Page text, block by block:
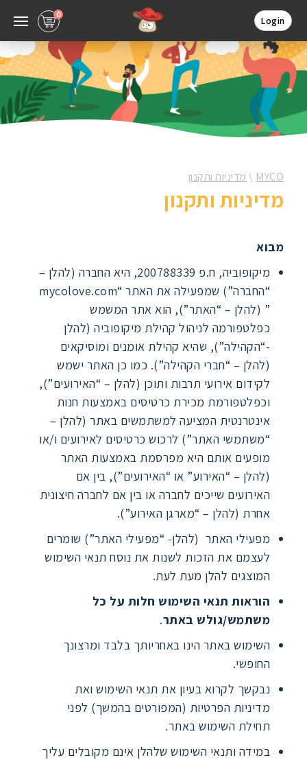
Login
0
MYCO
\ מדיניות ותקנון
מדיניות ותקנון
מבוא
מיקופוביה, ח.פ 200788339, היא החברה (להלן –
“החברה”) שמפעילה את האתר “mycolove.com
” (להלן – “האתר”), הוא אתר המשמש
כפלטפורמה לניהול קהילת מיקופוביה (להלן
-“הקהילה”), שהיא קהילת אומנים ומוסיקאים
(להלן – “חברי הקהילה”). כמו כן האתר ישמש
לקידום אירועי תרבות ותוכן (להלן – “האירועים”),
וכפלטפורמת מכירת כרטיסים באמצעות חנות
אינטרנטית המציעה למשתמשים באתר (להלן –
“משתמשי האתר”) לרכוש כרטיסים לאירועים ו/או
מופעים אותם היא מפרסמת באמצעות האתר
(להלן – “האירוע” או “האירועים”), בין אם
האירועים שייכים לחברה או בין אם לחברה חיצונית
אחרת (להלן – “מארגן האירוע”).
מפעילי האתר (להלן- “מפעילי האתר”) שומרים
לעצמם את הזכות לשנות את נוסח תנאי השימוש
המוצגים להלן מעת לעת.
הוראות תנאי השימוש חלות על כל
משתמש/גולש באתר.
השימוש באתר הינו באחריותך בלבד ומרצונך
החופשי.
נבקשך לקרוא בעיון את תנאי השימוש ואת
מדיניות הפרטיות (המפורטים בהמשך) לפני
תחילת השימוש באתר.
במידה ותנאי השימוש שלהלן אינם מקובלים עליך